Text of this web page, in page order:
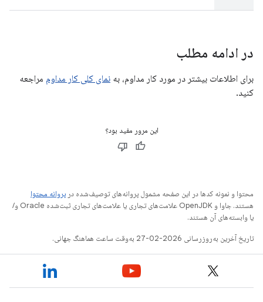
در ادامه مطلب
برای اطلاعات بیشتر در مورد کار مداوم، به نمای کلی کار مداوم مراجعه
کنید.
این مرور مفید بود؟
محتوا و نمونه کدها در این صفحه مشمول پروانه‌های توصیف‌شده در پروانه محتوا
هستند. جاوا و OpenJDK علامت‌های تجاری یا علامت‌های تجاری ثبت‌شده Oracle و/
یا وابسته‌های آن هستند.
تاریخ آخرین به‌روزرسانی 2026-02-27 به‌وقت ساعت هماهنگ جهانی.